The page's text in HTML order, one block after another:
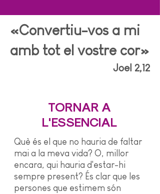
«Convertiu-vos a mi
amb tot el vostre cor»
Joel 2,12
TORNAR A
L'ESSENCIAL
Què és el que no hauria de faltar
mai a la meva vida? O, millor
encara, qui hauria d'estar-hi
sempre present? És clar que les
persones que estimem són